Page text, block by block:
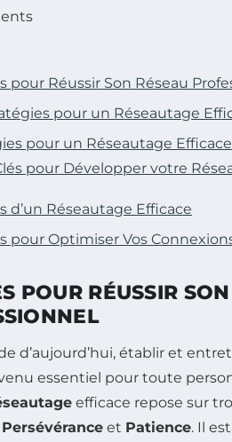
pour Réussir Son Réseau
pour un Réseautage
pour un Réseautage Efficace
pour Développer votre
d’un Réseautage Efficace
pour Optimiser Vos
POUR RÉUSSIR
d’aujourd’hui, établir et
essentiel pour toute
efficace repose sur
Persévérance et Patience. Il